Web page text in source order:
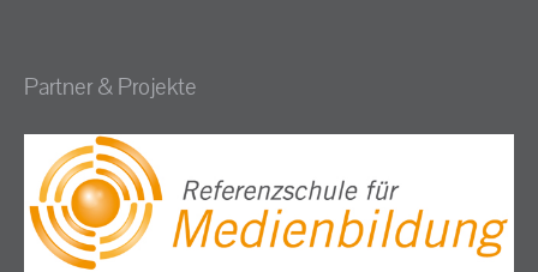
Partner & Projekte